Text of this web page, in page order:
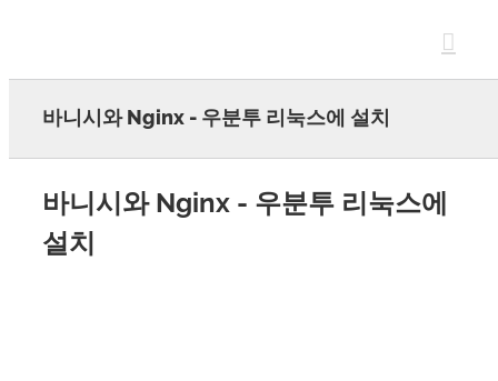
바니시와 Nginx - 우분투 리눅스에 설치
바니시와 Nginx - 우분투 리눅스에
설치